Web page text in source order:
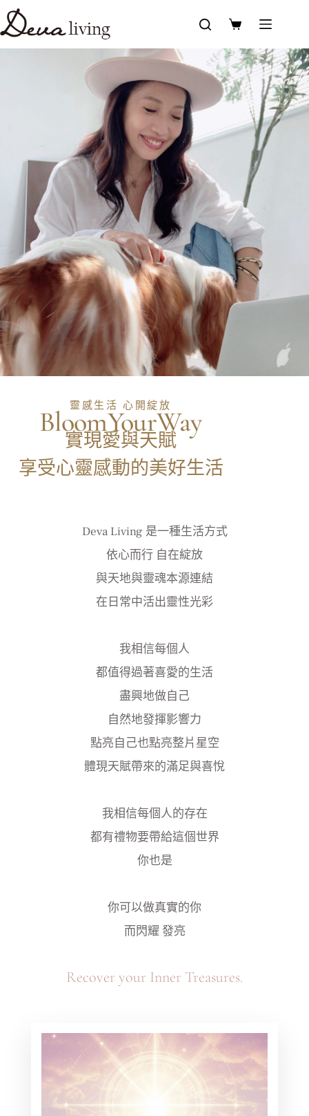
靈感生活 心開綻放
BloomYourWay
實現愛與天賦
享受心靈感動的美好生活
Deva Living 是一種生活方式
依心而行 自在綻放
與天地與靈魂本源連結
在日常中活出靈性光彩
我相信每個人
都值得過著喜愛的生活
盡興地做自己
自然地發揮影響力
點亮自己也點亮整片星空
體現天賦帶來的滿足與喜悅
我相信每個人的存在
都有禮物要帶給這個世界
你也是
你可以做真實的你
而閃耀 發亮
Recover your Inner Treasures.